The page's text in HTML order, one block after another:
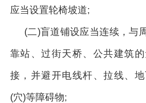
应当设置轮椅坡道;
(二)盲道铺设应当连续，与
靠站、过街天桥、公共建筑
接，并避开电线杆、拉线、
(穴)等障碍物;